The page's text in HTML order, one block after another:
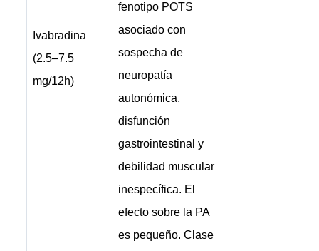
Ivabradina
(2.5–7.5
mg/12h)
fenotipo POTS
asociado con
sospecha de
neuropatía
autonómica,
disfunción
gastrointestinal y
debilidad muscular
inespecífica. El
efecto sobre la PA
es pequeño. Clase